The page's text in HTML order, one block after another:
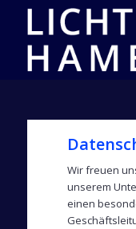
Wir freuen
unserem
einen